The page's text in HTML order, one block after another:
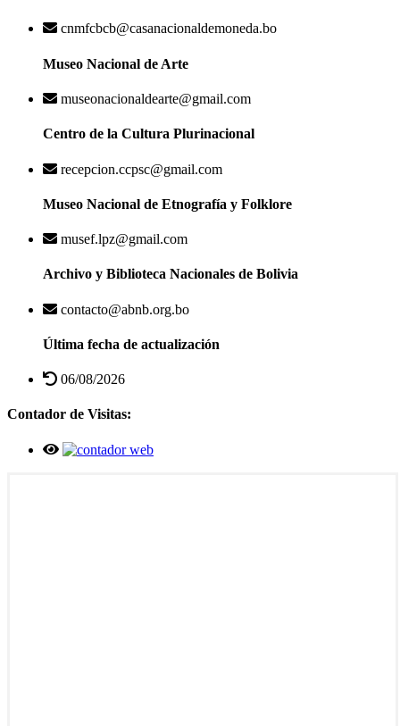
cnmfcbcb@casanacionaldemoneda.bo
Museo Nacional de Arte
museonacionaldearte@gmail.com
Centro de la Cultura Plurinacional
recepcion.ccpsc@gmail.com
Museo Nacional de Etnografía y Folklore
musef.lpz@gmail.com
Archivo y Biblioteca Nacionales de Bolivia
contacto@abnb.org.bo
Última fecha de actualización
06/08/2026
Contador de Visitas: